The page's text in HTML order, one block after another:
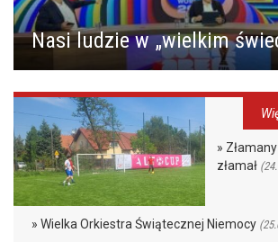
Nasi ludzie w „wielkim
»
złamał
» Wielka Orkiestra Świątecznej Niemocy